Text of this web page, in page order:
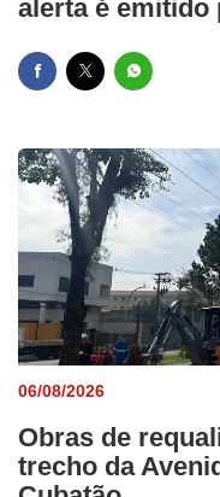
alerta é emitido
06/08/2026
Obras de
trecho da